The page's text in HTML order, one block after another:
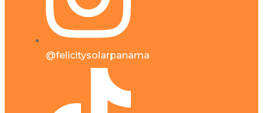
@felicitysolarpanama